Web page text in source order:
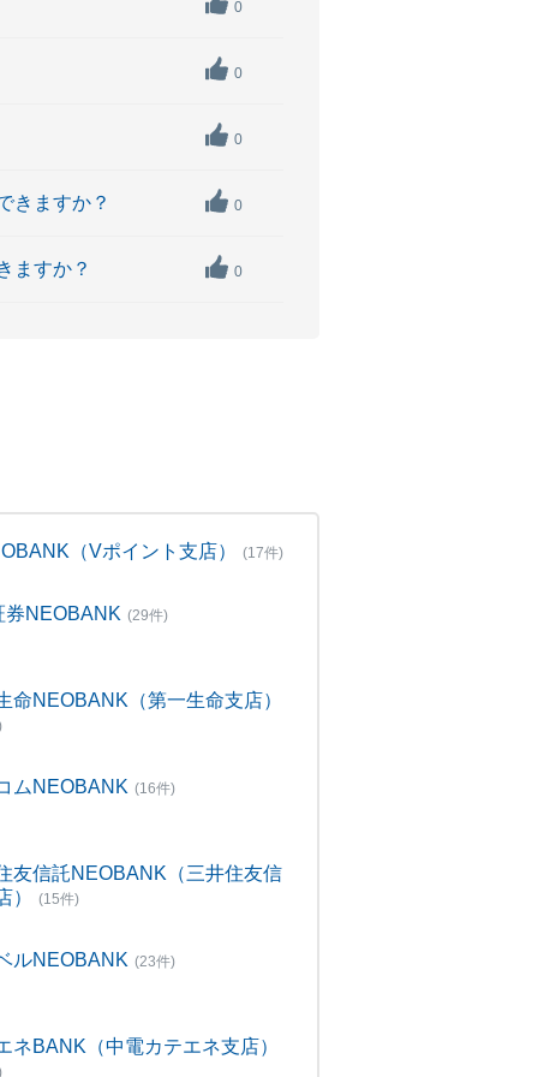
0
0
0
きますか？ 0
ますか？ 0
（Vポイント支店） (17件)
券NEOBANK (29件)
命NEOBANK（第一生命支店）
ムNEOBANK (16件)
友信託NEOBANK（三井住友信
）
(15件)
ルNEOBANK (23件)
ネBANK（中電カテエネ支店）